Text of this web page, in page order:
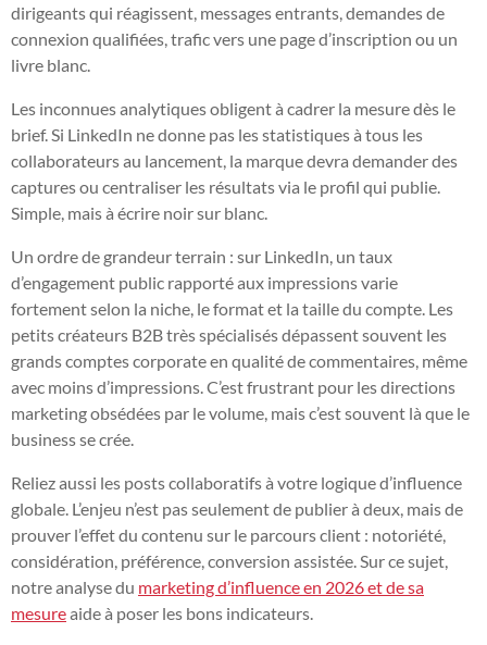
dirigeants qui réagissent, messages entrants, demandes de
connexion qualifiées, trafic vers une page d’inscription ou un
livre blanc.
Les inconnues analytiques obligent à cadrer la mesure dès le
brief. Si LinkedIn ne donne pas les statistiques à tous les
collaborateurs au lancement, la marque devra demander des
captures ou centraliser les résultats via le profil qui publie.
Simple, mais à écrire noir sur blanc.
Un ordre de grandeur terrain : sur LinkedIn, un taux
d’engagement public rapporté aux impressions varie
fortement selon la niche, le format et la taille du compte. Les
petits créateurs B2B très spécialisés dépassent souvent les
grands comptes corporate en qualité de commentaires, même
avec moins d’impressions. C’est frustrant pour les directions
marketing obsédées par le volume, mais c’est souvent là que le
business se crée.
Reliez aussi les posts collaboratifs à votre logique d’influence
globale. L’enjeu n’est pas seulement de publier à deux, mais de
prouver l’effet du contenu sur le parcours client : notoriété,
considération, préférence, conversion assistée. Sur ce sujet,
notre analyse du marketing d’influence en 2026 et de sa
mesureaide à poser les bons indicateurs.